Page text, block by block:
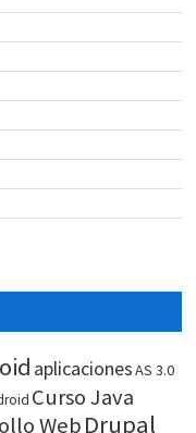
aplicacionesAS 3.0
Curso Java
WebDrupal